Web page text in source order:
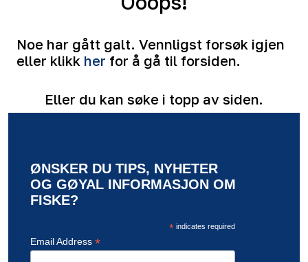
Noe har gått galt. Vennligst forsøk igjen
eller klikk her for å gå til forsiden.
Eller du kan søke i topp av siden.
ØNSKER DU TIPS, NYHETER
OG GØYAL INFORMASJON OM
FISKE?
*indicates required
Email Address *